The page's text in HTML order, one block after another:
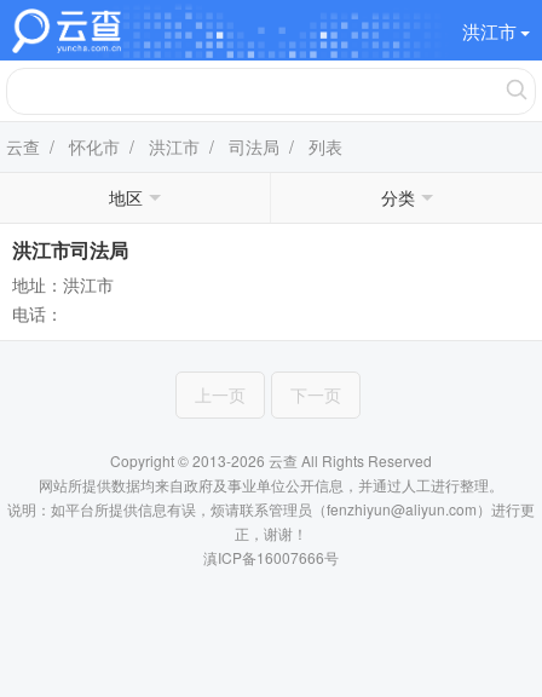
洪江市
云查 /怀化市 / 洪江市 / 司法局 / 列表
地区 分类
洪江市司法局
地址：洪江市
电话：
上一页 下一页
Copyright © 2013-2026 云查 All Rights Reserved
网站所提供数据均来自政府及事业单位公开信息，并通过人工进行整理。
说明：如平台所提供信息有误，烦请联系管理员（fenzhiyun@aliyun.com）进行更
正，谢谢！
滇ICP备16007666号